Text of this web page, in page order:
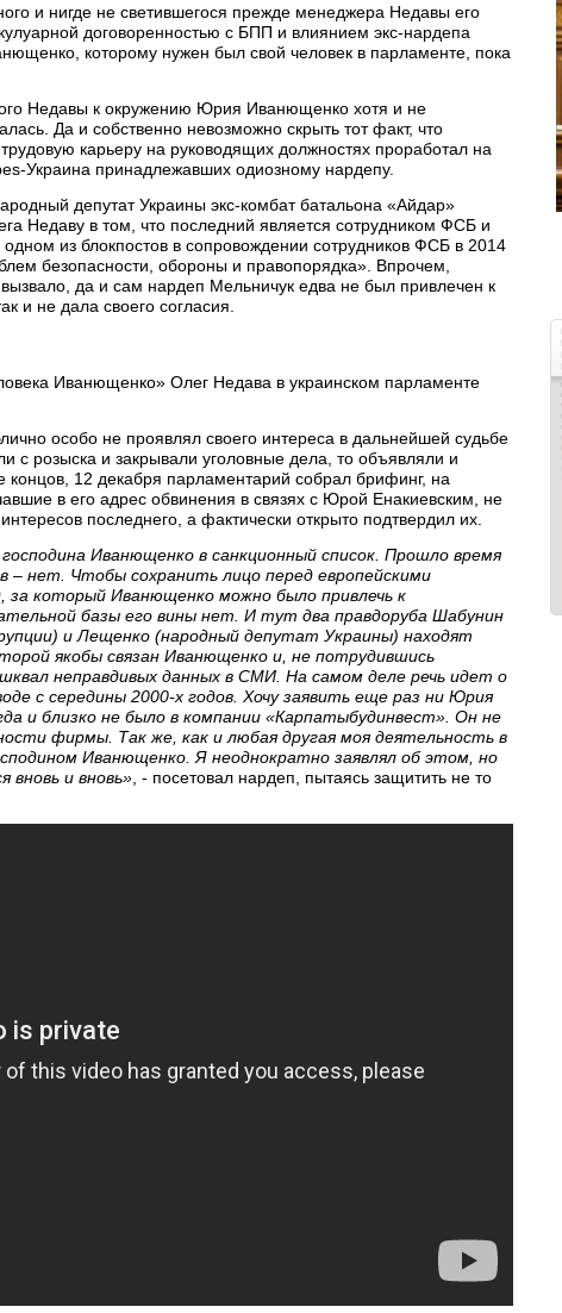
и нигде не светившегося прежде менеджера Недавы его
договоренностью с БПП и влиянием экс-нардепа
которому нужен был свой человек в парламенте, пока
Недавы к окружению Юрия Иванющенко хотя и не
Да и собственно невозможно скрыть тот факт, что
карьеру на руководящих должностях проработал на
Украина принадлежавших одиозному нардепу.
депутат Украины экс-комбат батальона «Айдар»
Недаву в том, что последний является сотрудником ФСБ и
из блокпостов в сопровождении сотрудников ФСБ в 2014
безопасности, обороны и правопорядка». Впрочем,
вызвало, да и сам нардеп Мельничук едва не был привлечен к
и не дала своего согласия.
Иванющенко» Олег Недава в украинском парламенте
особо не проявлял своего интереса в дальнейшей судьбе
с розыска и закрывали уголовные дела, то объявляли и
концов, 12 декабря парламентарий собрал брифинг, на
в его адрес обвинения в связях с Юрой Енакиевским, не
последнего, а фактически открыто подтвердил их.
Иванющенко в санкционный список. Прошло время
– нет. Чтобы сохранить лицо перед европейскими
который Иванющенко можно было привлечь к
базы его вины нет. И тут два правдоруба Шабунин
и Лещенко (народный депутат Украины) находят
якобы связан Иванющенко и, не потрудившись
неправдивых данных в СМИ. На самом деле речь идет о
с середины 2000-х годов. Хочу заявить еще раз ни Юрия
и близко не было в компании «Карпатыбудинвест». Он не
фирмы. Так же, как и любая другая моя деятельность в
Иванющенко. Я неоднократно заявлял об этом, но
вновь и вновь» , - посетовал нардеп, пытаясь защитить не то